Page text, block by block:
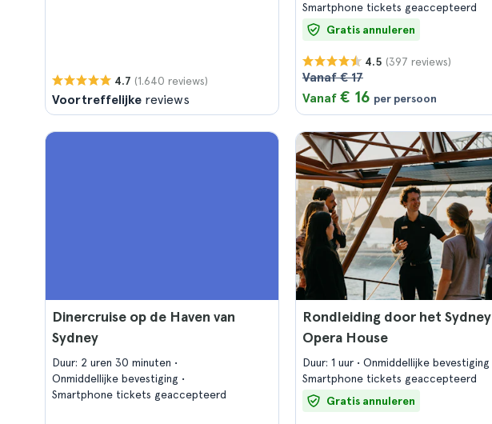
4.7 (1.640 reviews)
Voortreffelijke reviews
Smartphone tickets geaccepteerd
Gratis annuleren
4.5 (397 reviews)
Vanaf € 17
Vanaf € 16 per persoon
Dinercruise op de Haven van
Sydney
Duur: 2 uren 30 minuten
Onmiddellijke bevestiging
Smartphone tickets geaccepteerd
Rondleiding door het Sydney
Opera House
Duur: 1 uur
Onmiddellijke bevestiging
Smartphone tickets geaccepteerd
Gratis annuleren